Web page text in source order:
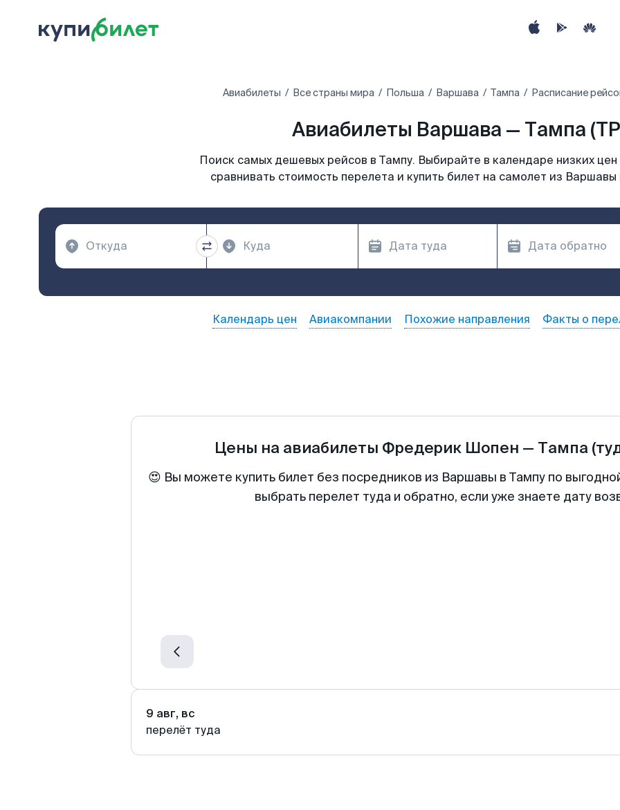
Авиабилеты Все страны мира Польша Варшава Тампа Расписание
Авиабилеты Варшава — Тампа
Поиск самых дешевых рейсов в Тампу. Выбирайте в календаре низких
сравнивать стоимость перелета и купить билет на самолет из Варшавы
Календарь цен Авиакомпании Похожие направления Факты о
Цены на авиабилеты Фредерик Шопен — Тампа
😍 Вы можете купить билет без посредников из Варшавы в Тампу по
выбрать перелет туда и обратно, если уже знаете дату
9 авг, вс
перелёт туда